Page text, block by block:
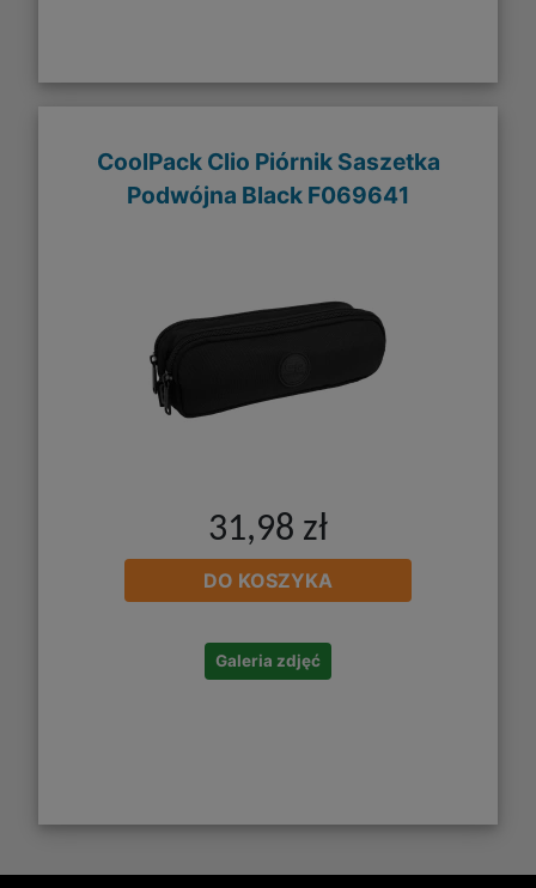
CoolPack Clio Piórnik Saszetka
Podwójna Black F069641
31,98 zł
DO KOSZYKA
Galeria zdjęć